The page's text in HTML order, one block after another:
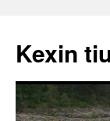
Kexin